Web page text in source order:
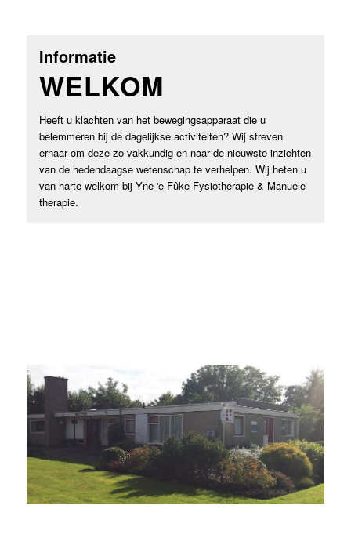
Informatie
WELKOM
Heeft u klachten van het bewegingsapparaat die u
belemmeren bij de dagelijkse activiteiten? Wij streven
ernaar om deze zo vakkundig en naar de nieuwste inzichten
van de hedendaagse wetenschap te verhelpen. Wij heten u
van harte welkom bij Yne 'e Fûke Fysiotherapie & Manuele
therapie.